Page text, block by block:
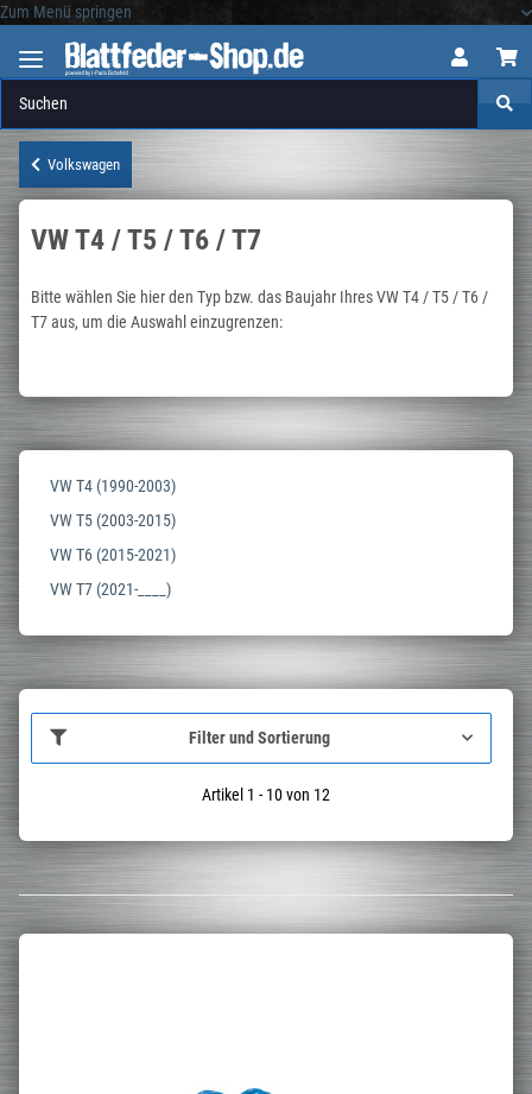
Zum Menü springen
Volkswagen
VW T4 / T5 / T6 / T7
Bitte wählen Sie hier den Typ bzw. das Baujahr Ihres VW T4 / T5 / T6 /
T7 aus, um die Auswahl einzugrenzen:
VW T4 (1990-2003)
VW T5 (2003-2015)
VW T6 (2015-2021)
VW T7 (2021-____)
Filter und Sortierung
Artikel 1 - 10 von 12